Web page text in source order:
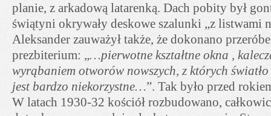
planie, z arkadową latarenką. Dach pobity był
świątyni okrywały deskowe szalunki „z listwami
Aleksander zauważył także, że dokonano
prezbiterium: „…pierwotne kształtne okna ,
wyrąbaniem otworów nowszych, z których
jest bardzo niekorzystne…”. Tak było przed
W latach 1930-32 kościół rozbudowano,